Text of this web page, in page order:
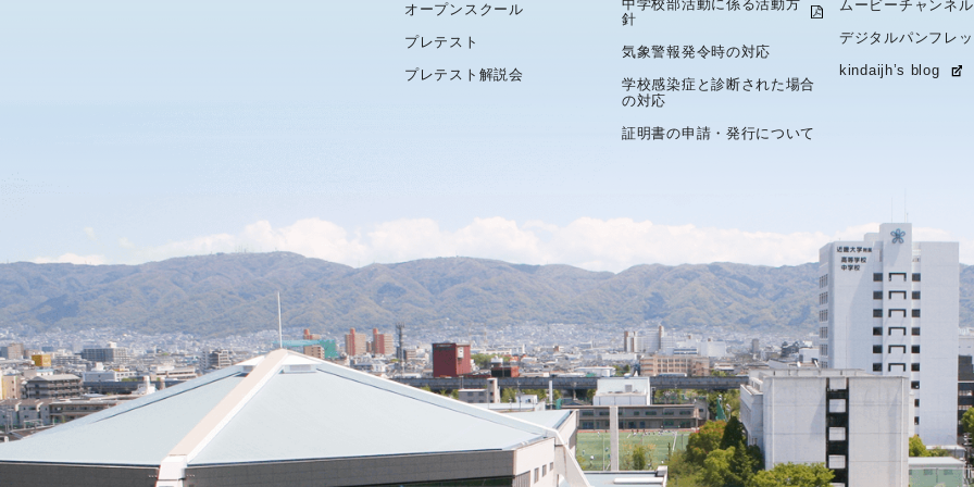
オープンスクール
プレテスト
プレテスト解説会
中学校部活動に係る活動方
針
気象警報発令時の対応
学校感染症と診断された場合
の対応
証明書の申請・発行について
ムービーチャンネル
デジタルパンフレ
kindaijh’s blog